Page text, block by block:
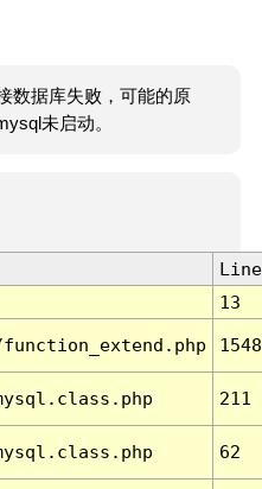
数据库失败，可能的原
未启动。
Line
13
1548
211
62